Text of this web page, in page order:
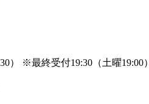
） ※最終受付19:30（土曜19:00）